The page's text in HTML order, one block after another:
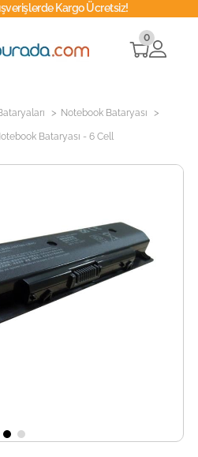
Kargo Ücretsiz!
0
> Notebook Bataryası >
Bataryası - 6 Cell